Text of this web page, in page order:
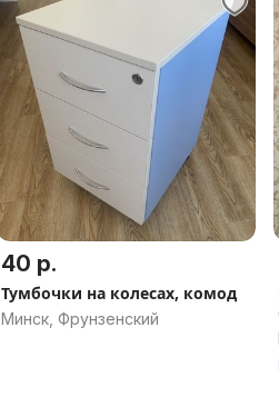
40 р.
Тумбочки на колесах, комод
Минск, Фрунзенский